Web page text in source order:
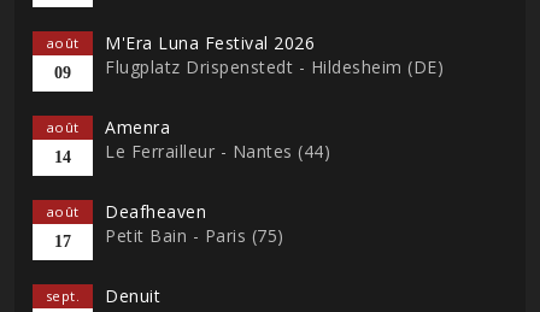
août
09
M'Era Luna Festival 2026
Flugplatz Drispenstedt - Hildesheim (DE)
août
14
Amenra
Le Ferrailleur - Nantes (44)
août
17
Deafheaven
Petit Bain - Paris (75)
sept.
Denuit